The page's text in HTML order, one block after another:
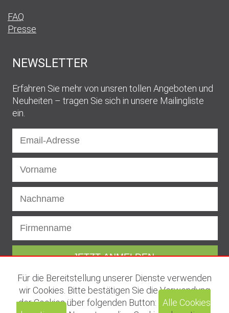
FAQ
Presse
NEWSLETTER
Erfahren Sie mehr von unsren tollen Angeboten und
Neuheiten – tragen Sie sich in unsere Mailingliste
ein.
Impressum|AGB|Datenschutzerklärung|Abmeldung
vom Newsletter
Für die Bereitstellung unserer Dienste verwenden
wir Cookies. Bitte bestätigen Sie die Verwendung
der Cookies über folgenden Button:
Alle Cookies